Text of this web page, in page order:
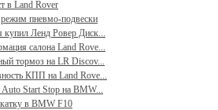
в Land Rover
пневмо-подвески
купил Ленд Ровер Диск...
салона Land Rove...
тормоз на LR Discov...
КПП на Land Rove...
Start Stop на BMW...
в BMW F10